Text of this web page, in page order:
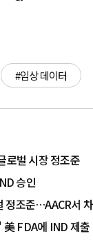
#임상 데이터
로벌 시장 정조준
승인
조준…AACR서
FDA에 IND 제출